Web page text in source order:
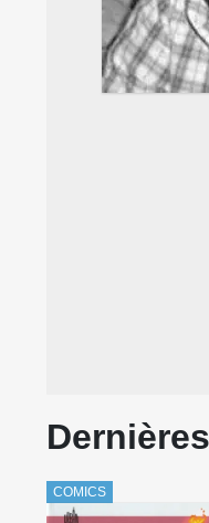
COMICS